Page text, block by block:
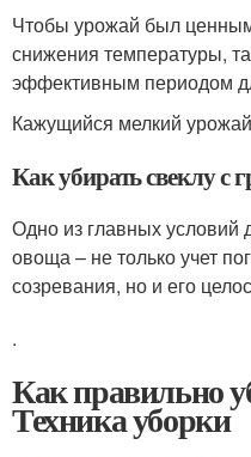
Чтобы урожай был
снижения температуры,
эффективным периодом
Кажущийся мелкий
Как убирать свеклу с
Одно из главных условий
овоща – не только учет
созревания, но и его
.
Как правильно
Техника уборки